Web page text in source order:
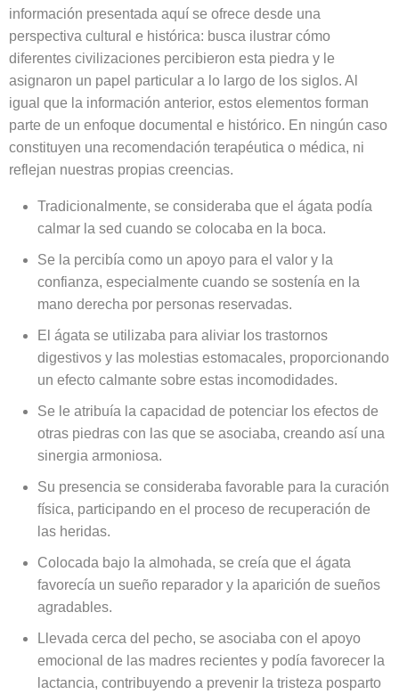
información presentada aquí se ofrece desde una
perspectiva cultural e histórica: busca ilustrar cómo
diferentes civilizaciones percibieron esta piedra y le
asignaron un papel particular a lo largo de los siglos. Al
igual que la información anterior, estos elementos forman
parte de un enfoque documental e histórico. En ningún caso
constituyen una recomendación terapéutica o médica, ni
reflejan nuestras propias creencias.
Tradicionalmente, se consideraba que el ágata podía
calmar la sed cuando se colocaba en la boca.
Se la percibía como un apoyo para el valor y la
confianza, especialmente cuando se sostenía en la
mano derecha por personas reservadas.
El ágata se utilizaba para aliviar los trastornos
digestivos y las molestias estomacales, proporcionando
un efecto calmante sobre estas incomodidades.
Se le atribuía la capacidad de potenciar los efectos de
otras piedras con las que se asociaba, creando así una
sinergia armoniosa.
Su presencia se consideraba favorable para la curación
física, participando en el proceso de recuperación de
las heridas.
Colocada bajo la almohada, se creía que el ágata
favorecía un sueño reparador y la aparición de sueños
agradables.
Llevada cerca del pecho, se asociaba con el apoyo
emocional de las madres recientes y podía favorecer la
lactancia, contribuyendo a prevenir la tristeza posparto